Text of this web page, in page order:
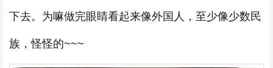
下去。为嘛做完眼睛看起来像外国人，至少像少数民
族，怪怪的~~~